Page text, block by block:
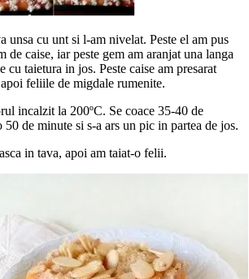
unsa cu unt si l-am nivelat. Peste el am pus
de caise, iar peste gem am aranjat una langa
cu taietura in jos. Peste caise am presarat
feliile de migdale rumenite.
incalzit la 200ºC. Se coace 35-40 de
50 de minute si s-a ars un pic in partea de jos.
in tava, apoi am taiat-o felii.